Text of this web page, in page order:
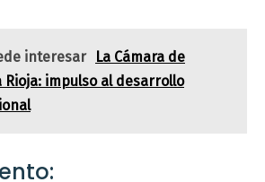
interesar
La Cámara de
Rioja: impulso al desarrollo